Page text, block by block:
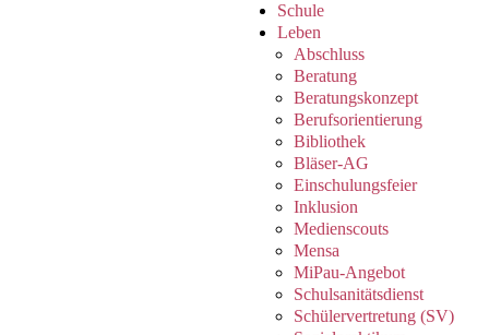
Schule
Leben
Abschluss
Beratung
Beratungskonzept
Berufsorientierung
Bibliothek
Bläser-AG
Einschulungsfeier
Inklusion
Medienscouts
Mensa
MiPau-Angebot
Schulsanitätsdienst
Schülervertretung (SV)